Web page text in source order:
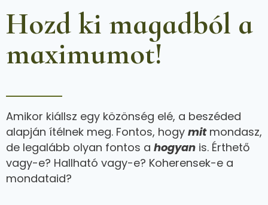
Hozd ki magadból a
maximumot!
Amikor kiállsz egy közönség elé, a beszéded
alapján ítélnek meg. Fontos, hogy mitmondasz,
de legalább olyan fontos a hogyan is. Érthető
vagy-e? Hallható vagy-e? Koherensek-e a
mondataid?